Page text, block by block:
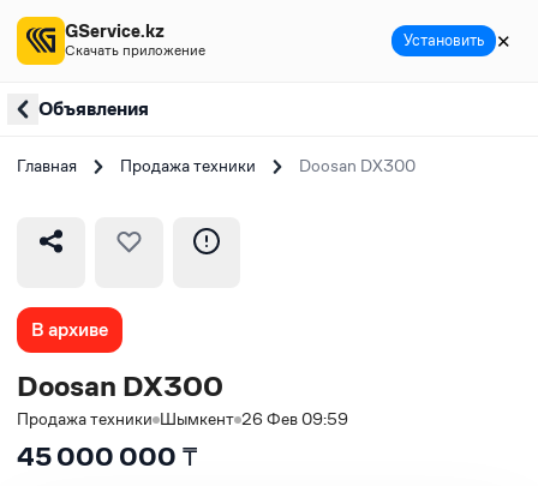
Объявления
Главная Продажа техники Doosan DX300
В архиве
Doosan DX300
Продажа техники Шымкент 26 Фев 09:59
45 000 000 ₸
GService.kz
Скачать приложение Установить ✕